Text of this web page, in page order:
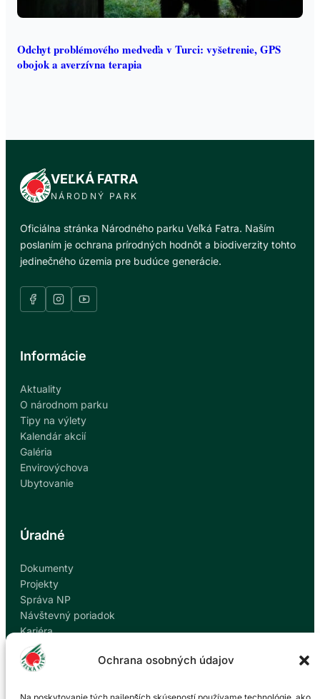
Ochrana osobných údajov
Odchyt problémového medveďa v Turci: vyšetrenie, GPS
obojok a averzívna terapia
VEĽKÁ FATRA
NÁRODNÝ PARK
Oficiálna stránka Národného parku Veľká Fatra. Naším
poslaním je ochrana prírodných hodnôt a biodiverzity tohto
jedinečného územia pre budúce generácie.
Informácie
Aktuality
O národnom parku
Tipy na výlety
Kalendár akcií
Galéria
Envirovýchova
Ubytovanie
Úradné
Dokumenty
Projekty
Správa NP
Návštevný poriadok
Kariéra
Kontakty
Ochrana osobných údajov